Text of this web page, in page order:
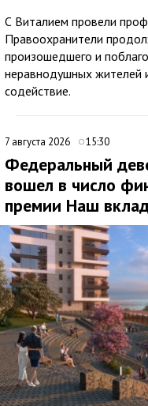
С Виталием провели
Правоохранители
произошедшего и
неравнодушных жителей
содействие.
7 августа 2026 15:30
Федеральный
вошел в число
премии Наш